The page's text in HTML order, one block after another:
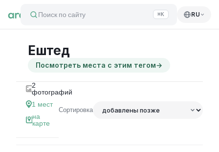
Поиск по сайту ⌘K RU
Ештед
Посмотреть места с этим тегом→
2
фотографий
1 мест
на
карте
Сортировка